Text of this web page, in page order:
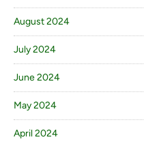
August 2024
July 2024
June 2024
May 2024
April 2024